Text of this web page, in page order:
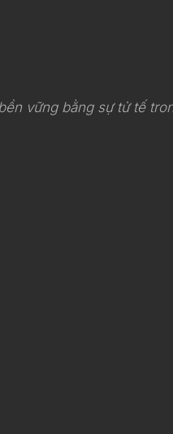
vững bằng sự tử tế